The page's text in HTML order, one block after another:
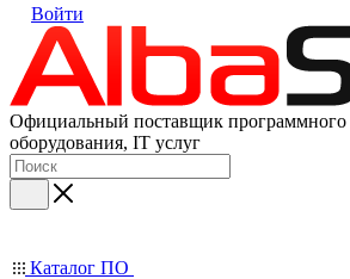
Войти
Официальный поставщик
оборудования, IT услуг
Каталог ПО